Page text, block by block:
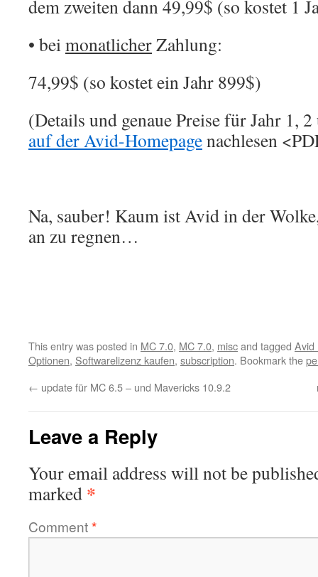
dem zweiten dann 49,99$ (so kostet 1
• beimonatlicherZahlung:
74,99$ (so kostet ein Jahr 899$)
(Details und genaue Preise für Jahr 1,
auf der Avid-Homepagenachlesen
Na, sauber! Kaum ist Avid in der
an zu regnen…
This entry was posted in MC 7.0, MC 7.0, miscand tagged Avid
Optionen, Softwarelizenz kaufen, subscription. Bookmark the
← update für MC 6.5 – und Mavericks 10.9.2
Leave a Reply
Your email address will not be
marked *
Comment*